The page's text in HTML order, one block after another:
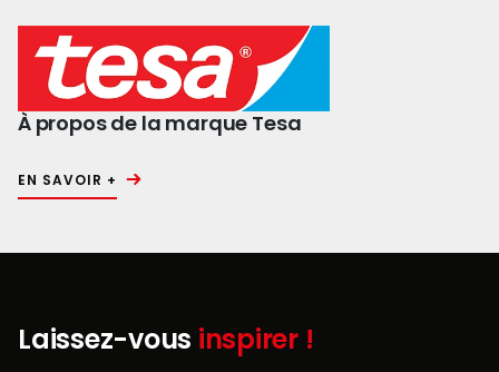
À propos de la marque Tesa
EN SAVOIR +
Laissez-vous inspirer !